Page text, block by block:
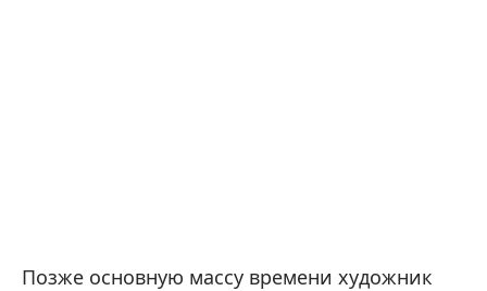
Позже основную массу времени художник